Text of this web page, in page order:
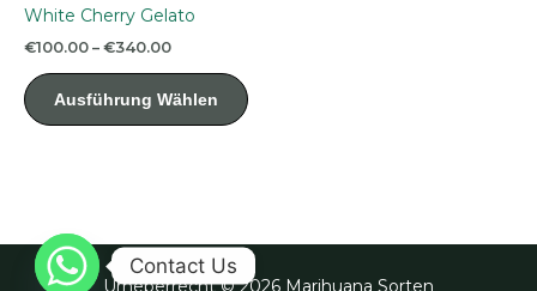
White Cherry Gelato
€100.00 – €340.00Preisspanne:
€340.00
Ausführung Wählen
Produkt
Die
Optionen
Urheberrecht © 2026 Marihuana Sorten
Contact Us